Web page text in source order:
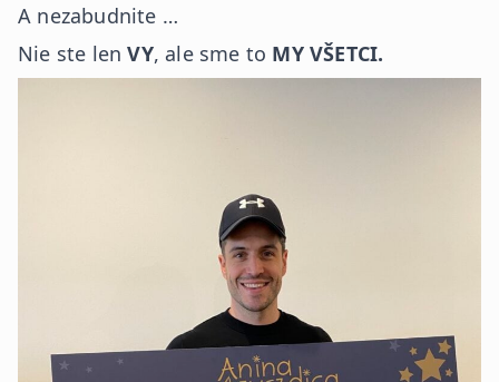
A nezabudnite …
Nie ste lenVY, ale sme to MY VŠETCI.